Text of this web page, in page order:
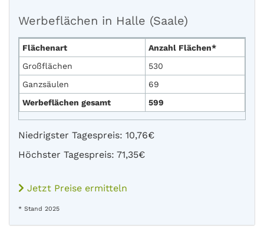
Werbeflächen in Halle (Saale)
Flächenart
Anzahl Flächen*
Großflächen
530
Ganzsäulen
69
Werbeflächen gesamt
599
Niedrigster Tagespreis: 10,76€
Höchster Tagespreis: 71,35€
Jetzt Preise ermitteln
* Stand 2025